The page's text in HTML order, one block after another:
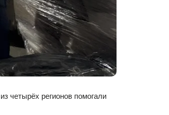
четырёх регионов помогали